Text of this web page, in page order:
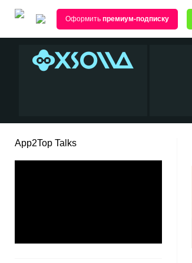
Оформить премиум-подписку
App2Top Talks